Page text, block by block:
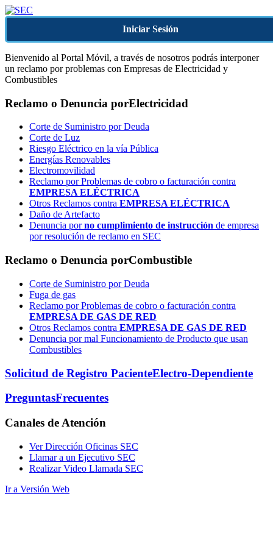
Iniciar Sesión
Bienvenido al Portal Móvil, a través de nosotros podrás interponer
un reclamo por problemas con Empresas de Electricidad y
Combustibles
Reclamo o Denuncia porElectricidad
Corte de Suministro por Deuda
Corte de Luz
Riesgo Eléctrico en la vía Pública
Energías Renovables
Electromovilidad
Reclamo por Problemas de cobro o facturación contra
EMPRESA ELÉCTRICA
Otros Reclamos contra EMPRESA ELÉCTRICA
Daño de Artefacto
Denuncia porno cumplimiento de instrucción de empresa
por resolución de reclamo en SEC
Reclamo o Denuncia porCombustible
Corte de Suministro por Deuda
Fuga de gas
Reclamo por Problemas de cobro o facturación contra
EMPRESA DE GAS DE RED
Otros Reclamos contra EMPRESA DE GAS DE RED
Denuncia por mal Funcionamiento de Producto que usan
Combustibles
Solicitud de Registro PacienteElectro-Dependiente
PreguntasFrecuentes
Canales de Atención
Ver Dirección Oficinas SEC
Llamar a un Ejecutivo SEC
Realizar Video Llamada SEC
Ir a Versión Web